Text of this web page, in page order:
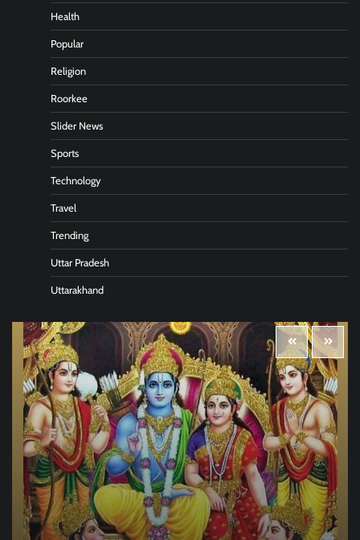
Health
Popular
Religion
Roorkee
Slider News
Sports
Technology
Travel
Trending
Uttar Pradesh
Uttarakhand